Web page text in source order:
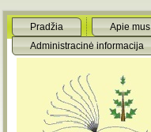
Pradžia Apie mus
Administracinė informacija